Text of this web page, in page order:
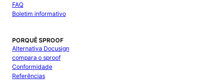
FAQ
Boletim informativo
PORQUÊ SPROOF
Alternativa Docusign
compara o sproof
Conformidade
Referências